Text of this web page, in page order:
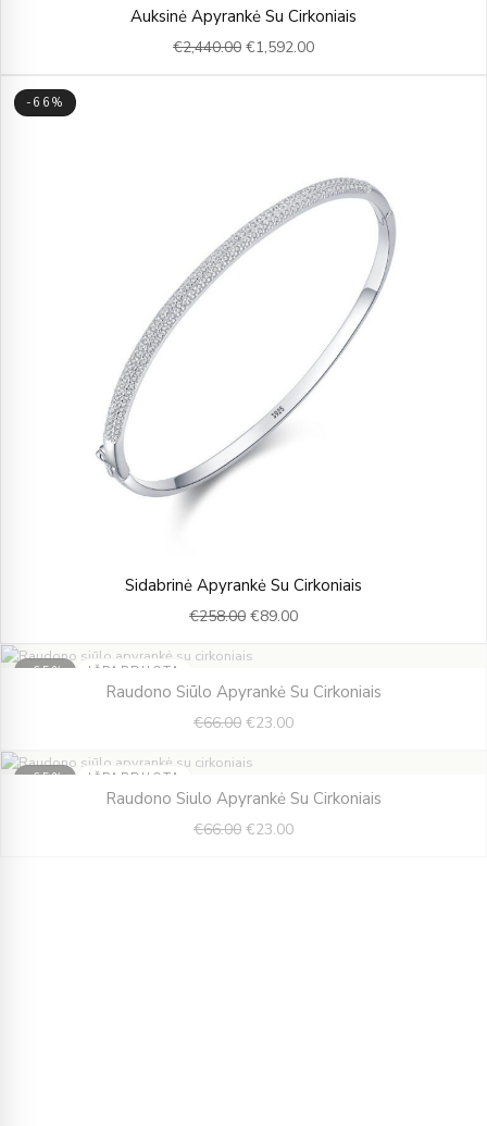
Auksinė Apyrankė Su Cirkoniais
€2,440.00
price
was:
€1,592.00
price
is:
-66%
Sidabrinė Apyrankė Su Cirkoniais
€258.00
price
was:
€89.00
price
is:
-65% IŠPARDUOTA
Raudono Siūlo Apyrankė Su Cirkoniais
€66.00
price
was:
€23.00
price
is:
-65% IŠPARDUOTA
Raudono Siulo Apyrankė Su Cirkoniais
€66.00
price
was:
€23.00
price
is: